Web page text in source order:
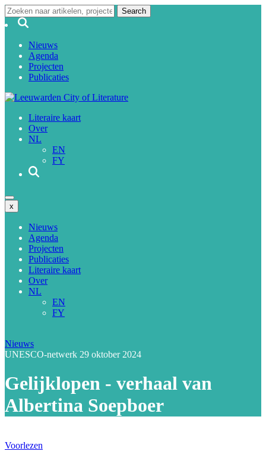
Nieuws
Agenda
Projecten
Publicaties
Literaire kaart
Over
NL
EN
FY
x
Nieuws
Agenda
Projecten
Publicaties
Literaire kaart
Over
NL
EN
FY
Nieuws
UNESCO-netwerk 29 oktober 2024
Gelijklopen - verhaal van
Albertina Soepboer
Voorlezen